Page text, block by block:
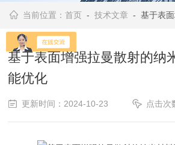
当前位置：首页 -技术文章 - 基于表面增强拉
基于表面增强拉曼散射的纳
能优化
更新时间：2024-10-23 点击次